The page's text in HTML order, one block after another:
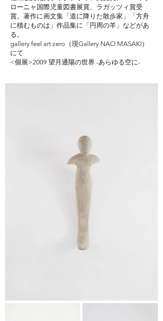
ローニャ国際児童図書展賞、ラガッツィ賞受
賞。著作に画文集「道に降りた散歩家」「方舟
に積むものは」作品集に「円周の羊」などがあ
る。
gallery feel art zero（現Gallery NAO MASAKI）
にて
<個展>2009 望月通陽の世界 -あらゆる空に-